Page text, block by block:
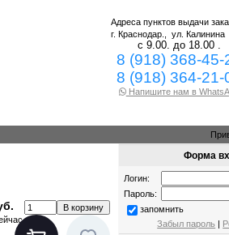
Адреса пунктов выдачи
г. Краснодар.,ул. Калинина
с 9.00. до 18.00 .
8 (918) 368-45-
8 (918) 364-21-
Напишите нам в
Форма
Логин:
Пароль:
запомнить
Забыл пароль |